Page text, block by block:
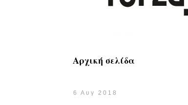
Αρχική σελίδα
6 Αυγ 2018